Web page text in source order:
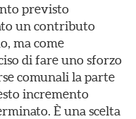
previsto
un contributo
ma come
di fare uno sforzo
comunali la parte
incremento
È una scelta